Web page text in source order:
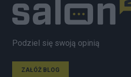
Podziel się swoją opinią
ZAŁÓŻ BLOG